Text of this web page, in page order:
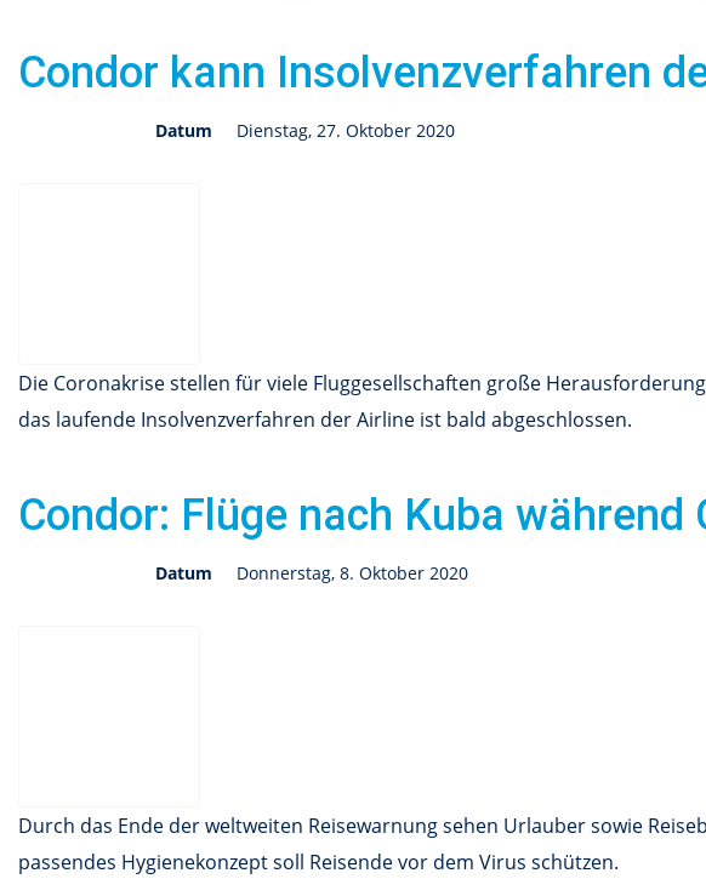
Condor kann Insolvenzverfahren
Datum Dienstag, 27. Oktober 2020
Die Coronakrise stellen für viele Fluggesellschaften große
das laufende Insolvenzverfahren der Airline ist bald abgeschlossen.
Condor: Flüge nach Kuba während
Datum Donnerstag, 8. Oktober 2020
Durch das Ende der weltweiten Reisewarnung sehen Urlauber sowie
passendes Hygienekonzept soll Reisende vor dem Virus schützen.